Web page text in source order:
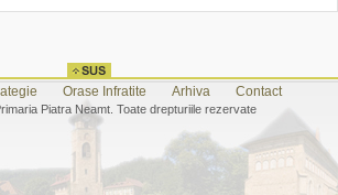
Orase Infratite Arhiva Contact
Piatra Neamt. Toate drepturiile rezervate